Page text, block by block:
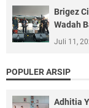
Brigez
Wadah
Juli 11,
POPULER ARSIP
Adhitia